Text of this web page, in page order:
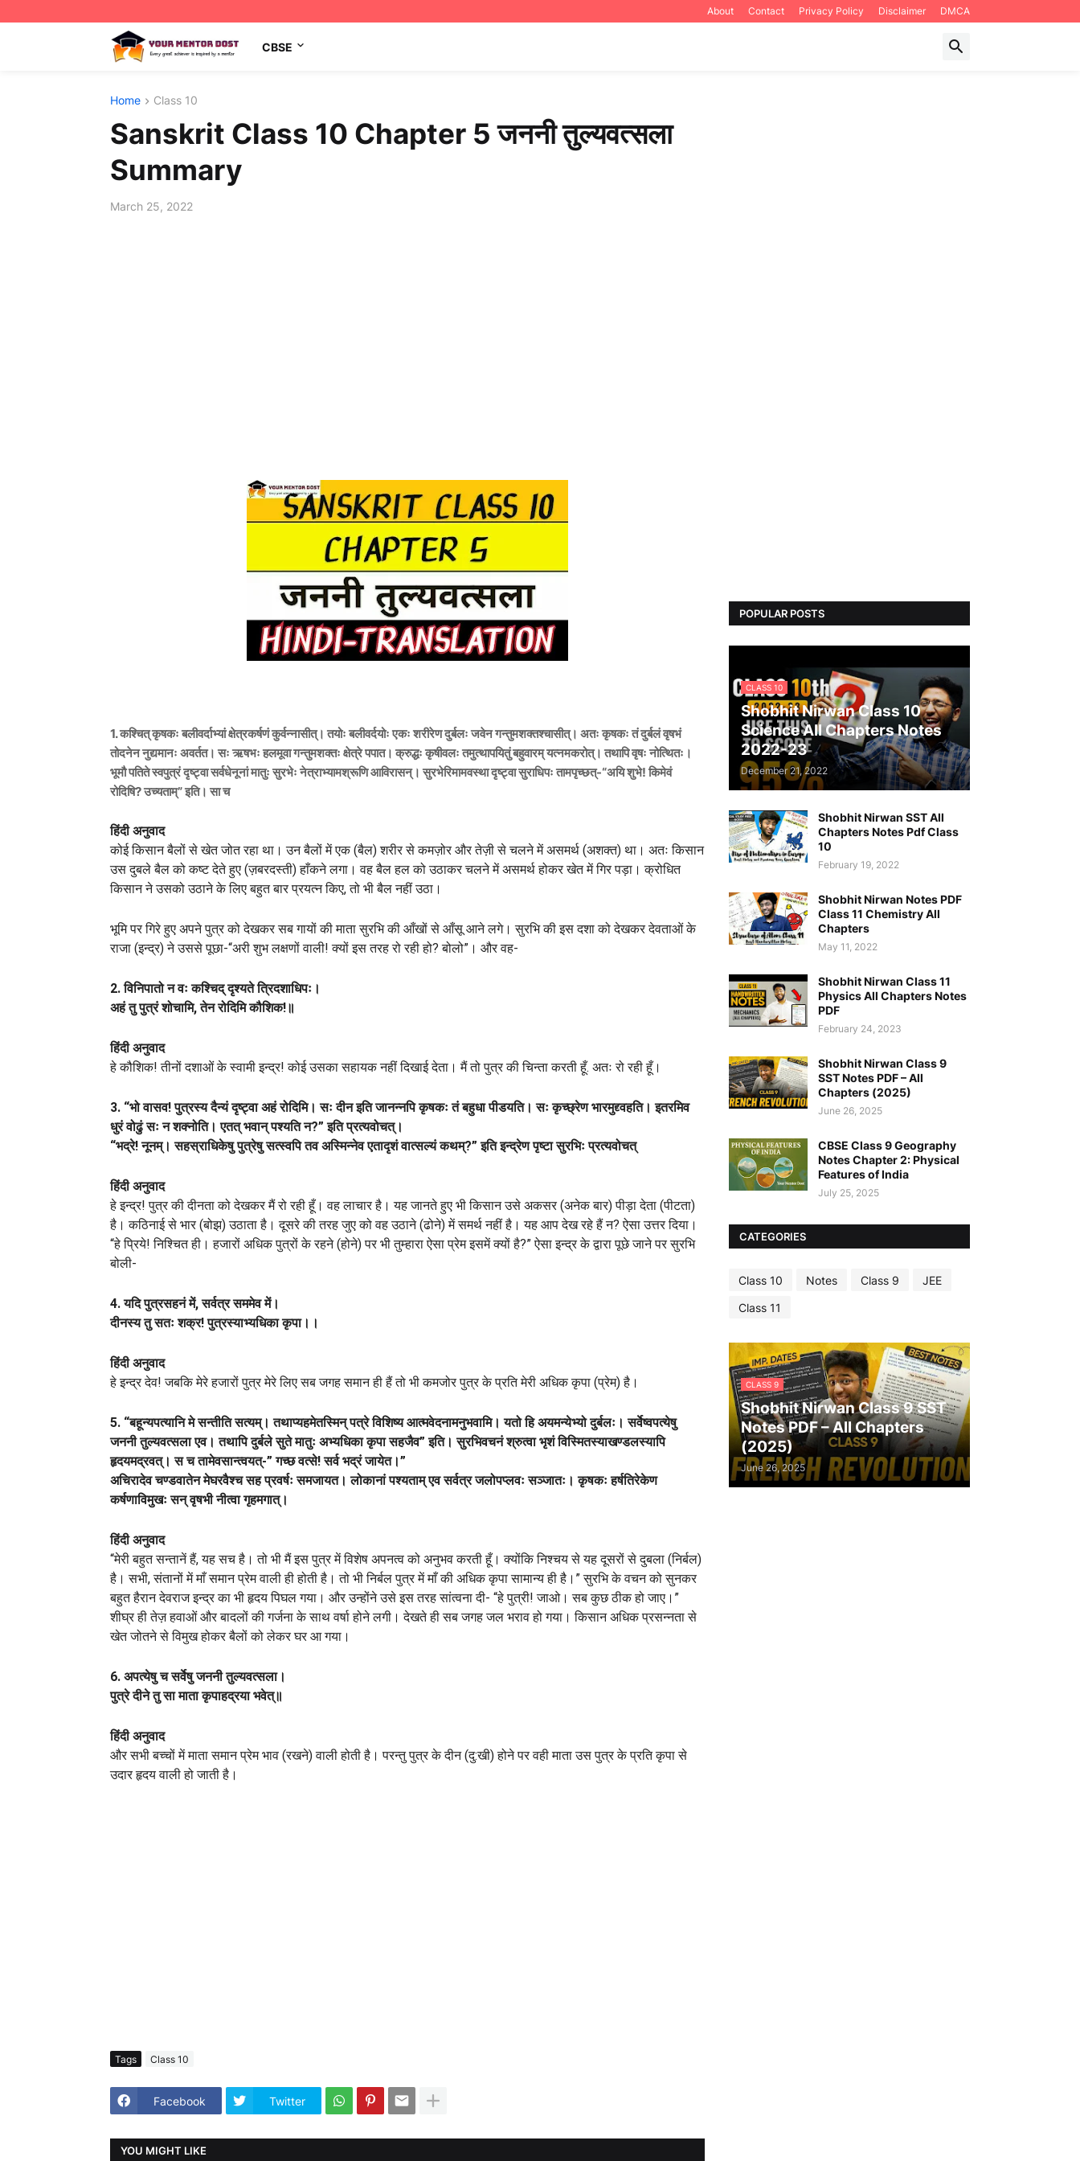
About Contact Privacy Policy Disclaimer DMCA
CBSE
Home Class 10
Sanskrit Class 10 Chapter 5 जननी तुल्यवत्सला
Summary
March 25, 2022
1. कश्चित् कृषकः बलीवर्दाभ्यां क्षेत्रकर्षणं कुर्वन्नासीत्। तयोः बलीवर्दयोः एकः शरीरेण दुर्बलः जवेन गन्तुमशक्तश्चासीत्। अतः कृषकः तं दुर्बलं वृषभं
तोदनेन नुद्यमानः अवर्तत। सः ऋषभः हलमूवा गन्तुमशक्तः क्षेत्रे पपात। क्रुद्धः कृषीवलः तमुत्थापयितुं बहुवारम् यत्नमकरोत्। तथापि वृषः नोत्थितः।
भूमौ पतिते स्वपुत्रं दृष्ट्वा सर्वधेनूनां मातुः सुरभेः नेत्राभ्यामश्रूणि आविरासन्। सुरभेरिमामवस्था दृष्ट्वा सुराधिपः तामपृच्छत्-“अयि शुभे! किमेवं
रोदिषि? उच्यताम्” इति। सा च
हिंदी अनुवाद
कोई किसान बैलों से खेत जोत रहा था। उन बैलों में एक (बैल) शरीर से कमज़ोर और तेज़ी से चलने में असमर्थ (अशक्त) था। अतः किसान
उस दुबले बैल को कष्ट देते हुए (ज़बरदस्ती) हाँकने लगा। वह बैल हल को उठाकर चलने में असमर्थ होकर खेत में गिर पड़ा। क्रोधित
किसान ने उसको उठाने के लिए बहुत बार प्रयत्न किए, तो भी बैल नहीं उठा।
भूमि पर गिरे हुए अपने पुत्र को देखकर सब गायों की माता सुरभि की आँखों से आँसू आने लगे। सुरभि की इस दशा को देखकर देवताओं के
राजा (इन्द्र) ने उससे पूछा-“अरी शुभ लक्षणों वाली! क्यों इस तरह रो रही हो? बोलो”। और वह-
2. विनिपातो न वः कश्चिद् दृश्यते त्रिदशाधिपः।
अहं तु पुत्रं शोचामि, तेन रोदिमि कौशिक!॥
हिंदी अनुवाद
हे कौशिक! तीनों दशाओं के स्वामी इन्द्र! कोई उसका सहायक नहीं दिखाई देता। मैं तो पुत्र की चिन्ता करती हूँ. अतः रो रही हूँ।
3. “भो वासव! पुत्रस्य दैन्यं दृष्ट्वा अहं रोदिमि। सः दीन इति जानन्नपि कृषकः तं बहुधा पीडयति। सः कृच्छ्रेण भारमुद्द्वहति। इतरमिव
धुरं वोढुं सः न शक्नोति। एतत् भवान् पश्यति न?” इति प्रत्यवोचत्।
“भद्रे! नूनम्। सहस्राधिकेषु पुत्रेषु सत्स्वपि तव अस्मिन्नेव एतादृशं वात्सल्यं कथम्?” इति इन्द्रेण पृष्टा सुरभिः प्रत्यवोचत्
हिंदी अनुवाद
हे इन्द्र! पुत्र की दीनता को देखकर मैं रो रही हूँ। वह लाचार है। यह जानते हुए भी किसान उसे अकसर (अनेक बार) पीड़ा देता (पीटता)
है। कठिनाई से भार (बोझ) उठाता है। दूसरे की तरह जुए को वह उठाने (ढोने) में समर्थ नहीं है। यह आप देख रहे हैं न? ऐसा उत्तर दिया।
“हे प्रिये! निश्चित ही। हजारों अधिक पुत्रों के रहने (होने) पर भी तुम्हारा ऐसा प्रेम इसमें क्यों है?” ऐसा इन्द्र के द्वारा पूछे जाने पर सुरभि
बोली-
4. यदि पुत्रसहनं में, सर्वत्र सममेव में।
दीनस्य तु सतः शक्र! पुत्रस्याभ्यधिका कृपा।।
हिंदी अनुवाद
हे इन्द्र देव! जबकि मेरे हजारों पुत्र मेरे लिए सब जगह समान ही हैं तो भी कमजोर पुत्र के प्रति मेरी अधिक कृपा (प्रेम) है।
5. “बहून्यपत्यानि मे सन्तीति सत्यम्। तथाप्यहमेतस्मिन् पत्रे विशिष्य आत्मवेदनामनुभवामि। यतो हि अयमन्येभ्यो दुर्बलः। सर्वेष्वपत्येषु
जननी तुल्यवत्सला एव। तथापि दुर्बले सुते मातुः अभ्यधिका कृपा सहजैव” इति। सुरभिवचनं श्रुत्वा भृशं विस्मितस्याखण्डलस्यापि
हृदयमद्रवत्। स च तामेवसान्त्वयत्-” गच्छ वत्से! सर्व भद्रं जायेत।”
अचिरादेव चण्डवातेन मेघरवैश्च सह प्रवर्षः समजायत। लोकानां पश्यताम् एव सर्वत्र जलोपप्लवः सञ्जातः। कृषकः हर्षतिरेकेण
कर्षणाविमुखः सन् वृषभी नीत्वा गृहमगात्।
हिंदी अनुवाद
“मेरी बहुत सन्तानें हैं, यह सच है। तो भी मैं इस पुत्र में विशेष अपनत्व को अनुभव करती हूँ। क्योंकि निश्चय से यह दूसरों से दुबला (निर्बल)
है। सभी, संतानों में माँ समान प्रेम वाली ही होती है। तो भी निर्बल पुत्र में माँ की अधिक कृपा सामान्य ही है।” सुरभि के वचन को सुनकर
बहुत हैरान देवराज इन्द्र का भी हृदय पिघल गया। और उन्होंने उसे इस तरह सांत्वना दी- “हे पुत्री! जाओ। सब कुछ ठीक हो जाए।”
शीघ्र ही तेज़ हवाओं और बादलों की गर्जना के साथ वर्षा होने लगी। देखते ही सब जगह जल भराव हो गया। किसान अधिक प्रसन्नता से
खेत जोतने से विमुख होकर बैलों को लेकर घर आ गया।
6. अपत्येषु च सर्वेषु जननी तुल्यवत्सला।
पुत्रे दीने तु सा माता कृपाहद्रया भवेत्॥
हिंदी अनुवाद
और सभी बच्चों में माता समान प्रेम भाव (रखने) वाली होती है। परन्तु पुत्र के दीन (दु:खी) होने पर वही माता उस पुत्र के प्रति कृपा से
उदार हृदय वाली हो जाती है।
Tags Class 10
Facebook Twitter
YOU MIGHT LIKE
POPULAR POSTS
CLASS 10
Shobhit Nirwan Class 10
Science All Chapters Notes
2022-23
December 21, 2022
Shobhit Nirwan SST All
Chapters Notes Pdf Class
10
February 19, 2022
Shobhit Nirwan Notes PDF
Class 11 Chemistry All
Chapters
May 11, 2022
Shobhit Nirwan Class 11
Physics All Chapters Notes
PDF
February 24, 2023
Shobhit Nirwan Class 9
SST Notes PDF – All
Chapters (2025)
June 26, 2025
CBSE Class 9 Geography
Notes Chapter 2: Physical
Features of India
July 25, 2025
CATEGORIES
Class 10 Notes Class 9
JEE
Class 11
CLASS 9
Shobhit Nirwan Class 9 SST
Notes PDF – All Chapters
(2025)
June 26, 2025